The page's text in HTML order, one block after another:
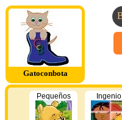
Gatoconbota
Pequeños Ingenio